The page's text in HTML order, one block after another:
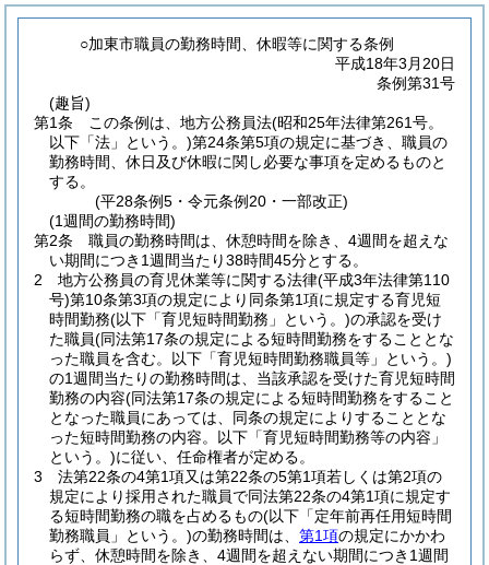
○加東市職員の勤務時間、休暇等に関する条例
平成18年3月20日
条例第31号
(趣旨)
第1条
この条例は、地方公務員法(昭和25年法律第261号。
以下「法」という。)第24条第5項の規定に基づき、職員の
勤務時間、休日及び休暇に関し必要な事項を定めるものと
する。
(平28条例5・令元条例20・一部改正)
(1週間の勤務時間)
第2条
職員の勤務時間は、休憩時間を除き、4週間を超えな
い期間につき1週間当たり38時間45分とする。
2
地方公務員の育児休業等に関する法律(平成3年法律第110
号)第10条第3項の規定により同条第1項に規定する育児短
時間勤務(以下「育児短時間勤務」という。)の承認を受け
た職員(同法第17条の規定による短時間勤務をすることとな
った職員を含む。以下「育児短時間勤務職員等」という。)
の1週間当たりの勤務時間は、当該承認を受けた育児短時間
勤務の内容(同法第17条の規定による短時間勤務をすること
となった職員にあっては、同条の規定によりすることとな
った短時間勤務の内容。以下「育児短時間勤務等の内容」
という。)に従い、任命権者が定める。
3
法第22条の4第1項又は第22条の5第1項若しくは第2項の
規定により採用された職員で同法第22条の4第1項に規定す
る短時間勤務の職を占めるもの(以下「定年前再任用短時間
勤務職員」という。)の勤務時間は、 第1項の規定にかかわ
らず、休憩時間を除き、4週間を超えない期間につき1週間